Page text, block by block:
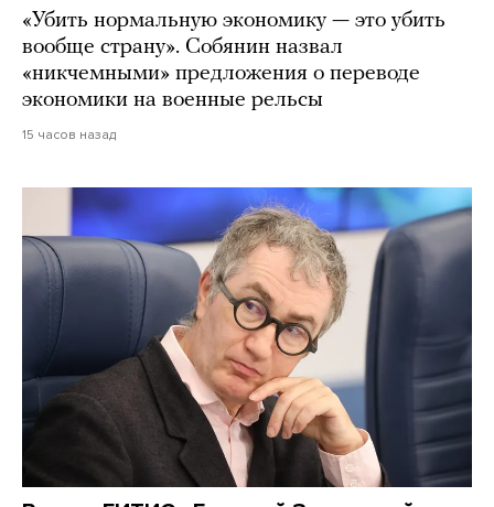
«Убить нормальную экономику — это убить
вообще страну». Собянин назвал
«никчемными» предложения о переводе
экономики на военные рельсы
15 часов назад